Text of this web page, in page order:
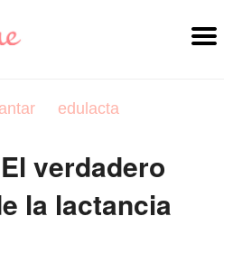
edulacta
verdadero
la lactancia